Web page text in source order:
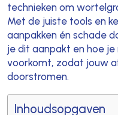
technieken om
Met de juiste tools en
aanpakken én schade
je dit aanpakt en hoe
voorkomt, zodat jouw
doorstromen.
Inhoudsopgaven